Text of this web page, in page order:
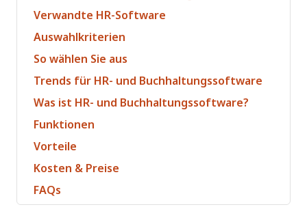
Verwandte HR-Software
Auswahlkriterien
So wählen Sie aus
Trends für HR- und Buchhaltungssoftware
Was ist HR- und Buchhaltungssoftware?
Funktionen
Vorteile
Kosten & Preise
FAQs